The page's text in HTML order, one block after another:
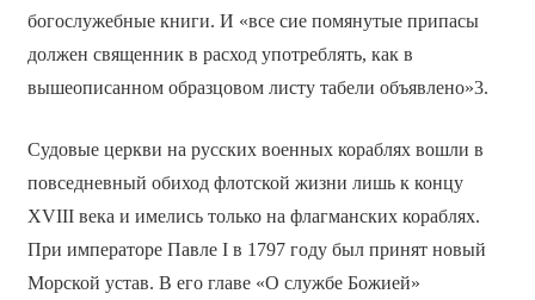
богослужебные книги. И «все сие помянутые припасы
должен священник в расход употреблять, как в
вышеописанном образцовом листу табели объявлено»3.
Судовые церкви на русских военных кораблях вошли в
повседневный обиход флотской жизни лишь к концу
XVIII века и имелись только на флагманских кораблях.
При императоре Павле I в 1797 году был принят новый
Морской устав. В его главе «О службе Божией»